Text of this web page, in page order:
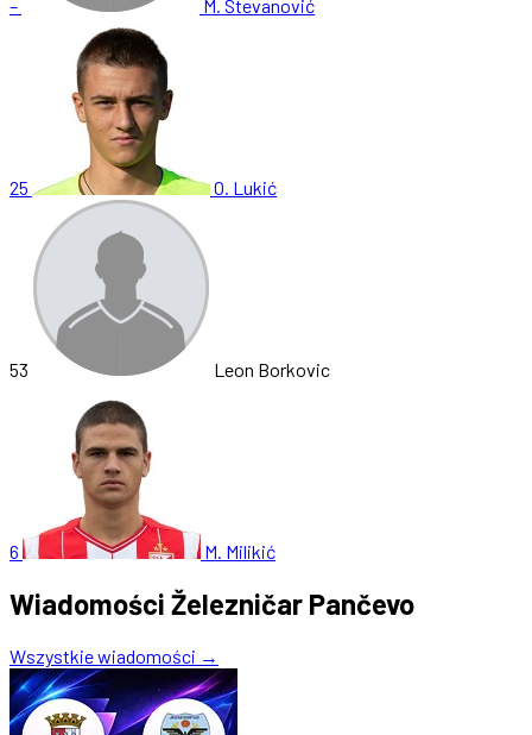
– M. Stevanović
25 O. Lukić
53 Leon Borkovic
6 M. Milikić
Wiadomości Železničar Pančevo
Wszystkie wiadomości →